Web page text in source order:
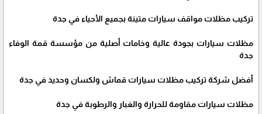
تركيب مظلات مواقف سيارات متينة بجميع الأحياء في جدة
مظلات سيارات بجودة عالية وخامات أصلية من مؤسسة قمة الوفاء
جدة
أفضل شركة تركيب مظلات سيارات قماش ولكسان وحديد في جدة
مظلات سيارات مقاومة للحرارة والغبار والرطوبة في جدة